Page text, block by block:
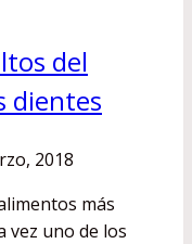
del
dientes
2018
más
vez uno de los